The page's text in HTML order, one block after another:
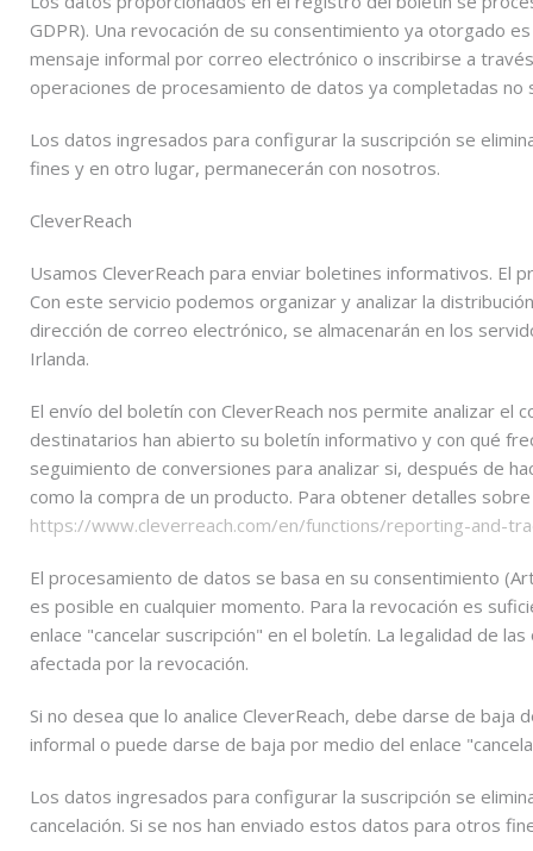
GDPR). Una revocación de su consentimiento ya otorgado
mensaje informal por correo electrónico o inscribirse a
operaciones de procesamiento de datos ya completadas no
Los datos ingresados ​​para configurar la suscripción se
fines y en otro lugar, permanecerán con nosotros.
CleverReach
Usamos CleverReach para enviar boletines informativos. El
Con este servicio podemos organizar y analizar la
dirección de correo electrónico, se almacenarán en los
Irlanda.
El envío del boletín con CleverReach nos permite analizar el
destinatarios han abierto su boletín informativo y con qué
seguimiento de conversiones para analizar si, después de
como la compra de un producto. Para obtener detalles
https://www.cleverreach.com/en/functions/reporting-and-
El procesamiento de datos se basa en su consentimiento
es posible en cualquier momento. Para la revocación es
enlace "cancelar suscripción" en el boletín. La legalidad de
afectada por la revocación.
Si no desea que lo analice CleverReach, debe darse de
informal o puede darse de baja por medio del enlace
Los datos ingresados ​​para configurar la suscripción se
cancelación. Si se nos han enviado estos datos para otros